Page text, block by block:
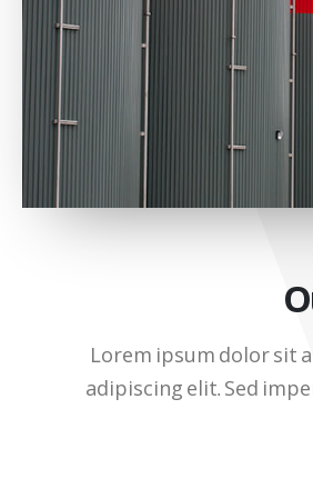
Lorem ipsum dolor sit
adipiscing elit. Sed